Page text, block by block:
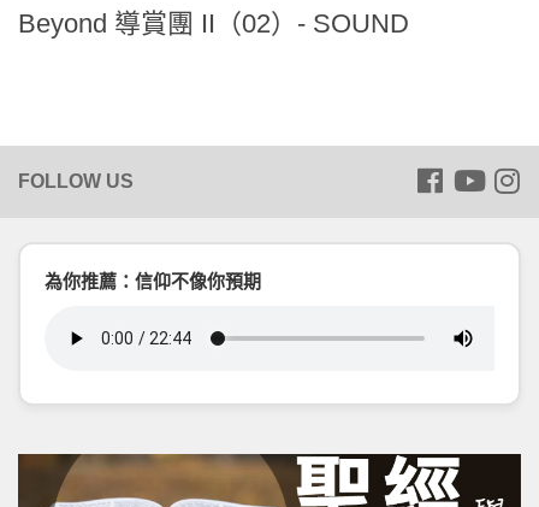
Beyond 導賞團 II（02）- SOUND
為你推薦：信仰不像你預期